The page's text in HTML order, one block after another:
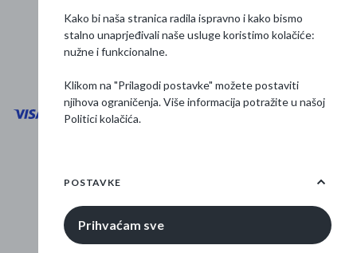
Prati nas
Osnovne informacije
© 2026 Žuti klik
Kako bi naša stranica radila ispravno i kako bismo
stalno unaprjeđivali naše usluge koristimo kolačiće:
nužne i funkcionalne.
Klikom na "Prilagodi postavke" možete postaviti
njihova ograničenja. Više informacija potražite u našoj
Politici kolačića.
POSTAVKE
Prihvaćam sve